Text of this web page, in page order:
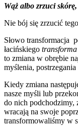
Wąż albo zrzuci
Nie bój się zrzucić
Słowo transformacja
łacińskiego transforma
to zmiana w obrębie
myślenia,
Kiedy zmiana
nasze myśli lub
do nich podchodzimy,
wracają na swoje
transformowaliśmy w